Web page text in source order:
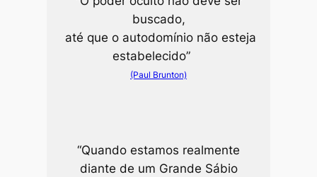
buscado,
até que o autodomínio não esteja
estabelecido”
(Paul Brunton)
“Quando estamos realmente
diante de um Grande Sábio